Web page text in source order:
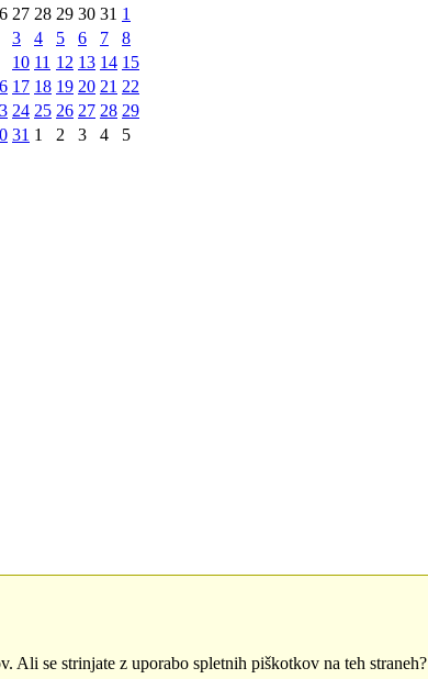
27 28 29 30 31 1
3 4 5 6 7
8
10 11 12 13 14 15
17 18 19 20 21 22
24 25 26 27 28 29
31 1 2 3 4 5
Ali se strinjate z uporabo spletnih piškotkov na teh straneh?